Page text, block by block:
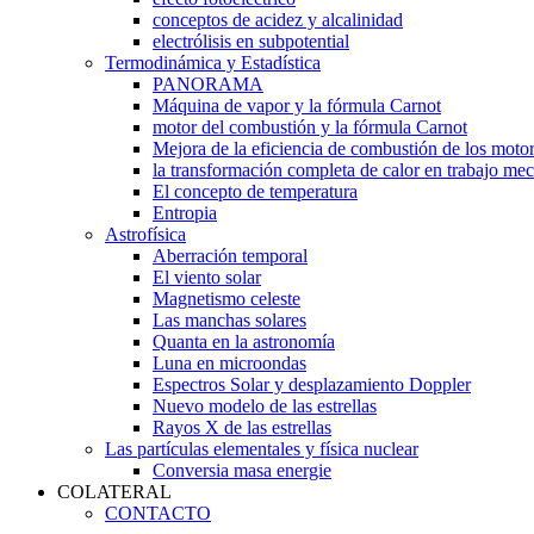
conceptos de acidez y alcalinidad
electrólisis en subpotential
Termodinámica y Estadística
PANORAMA
Máquina de vapor y la fórmula Carnot
motor del combustión y la fórmula Carnot
Mejora de la eficiencia de combustión de los
la transformación completa de calor en trabajo
El concepto de temperatura
Entropia
Astrofísica
Aberración temporal
El viento solar
Magnetismo celeste
Las manchas solares
Quanta en la astronomía
Luna en microondas
Espectros Solar y desplazamiento Doppler
Nuevo modelo de las estrellas
Rayos X de las estrellas
Las partículas elementales y física nuclear
Conversia masa energie
COLATERAL
CONTACTO